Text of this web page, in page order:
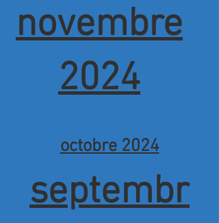
novembre
2024
octobre 2024
septembr